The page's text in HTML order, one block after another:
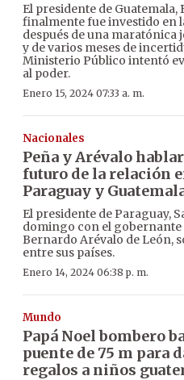
El presidente de
finalmente fue investido en
después de una
y de varios meses de
Ministerio Público intentó
al poder.
Enero 15, 2024 07:33 a. m.
Nacionales
Peña y Arévalo
futuro de la relación
Paraguay y
El presidente de Paraguay,
domingo con el gobernante
Bernardo Arévalo de León,
entre sus países.
Enero 14, 2024 06:38 p. m.
Mundo
Papá Noel bombero
puente de 75 m para
regalos a niños